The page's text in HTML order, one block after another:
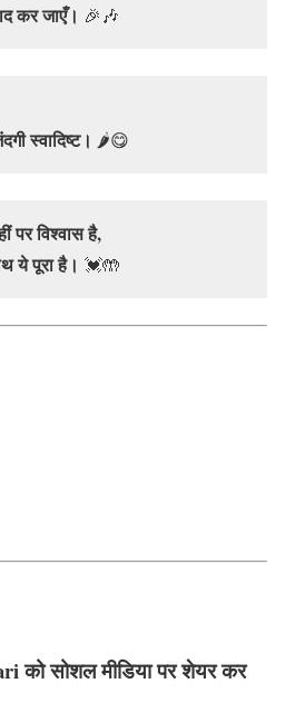
कर जाएँ। 🎉🎶
स्वादिष्ट। 🌶️😋
पर विश्वास है,
ये पूरा है। 💓🤲
को सोशल मीडिया पर शेयर कर